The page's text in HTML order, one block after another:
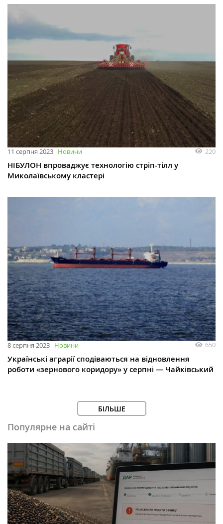
11 серпня 2023 Новини 220
НІБУЛОН впроваджує технологію стріп-тілл у
Миколаївському кластері
8 серпня 2023 Новини 650
Українські аграрії сподіваються на відновлення
роботи «зернового коридору» у серпні — Чайківський
БІЛЬШЕ
Популярне на сайті